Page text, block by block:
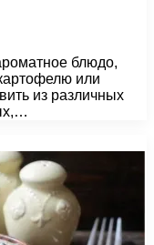
блюдо,
или
из различных